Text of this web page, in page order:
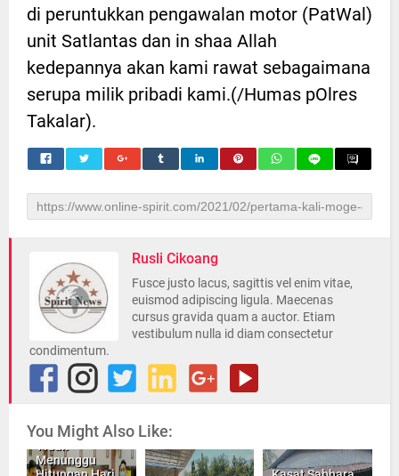
di peruntukkan pengawalan motor (PatWal)
unit Satlantas dan in shaa Allah
kedepannya akan kami rawat sebagaimana
serupa milik pribadi kami.(/Humas pOlres
Takalar).
Rusli Cikoang
Fusce justo lacus, sagittis vel enim vitae,
euismod adipiscing ligula. Maecenas
cursus gravida quam a auctor. Etiam
vestibulum nulla id diam consectetur
condimentum.
You Might Also Like:
Tidak
Menunggu